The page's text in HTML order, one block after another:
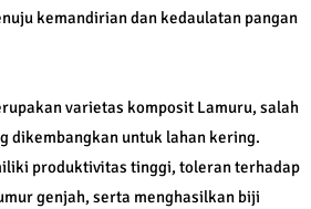
kemandirian dan kedaulatan pangan
varietas komposit Lamuru, salah
dikembangkan untuk lahan kering.
produktivitas tinggi, toleran terhadap
genjah, serta menghasilkan biji